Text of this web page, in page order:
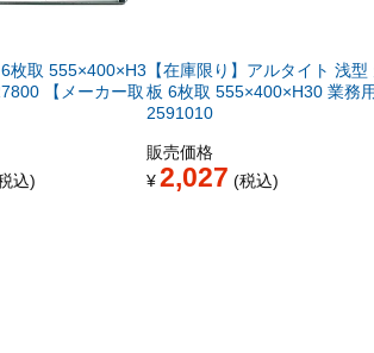
枚取 555×400×H3
【メーカー取
込
【在庫限り】アルタイト 浅型
板 6枚取 555×400×H30 業務用
2591010
販売価格
¥2,027 税込